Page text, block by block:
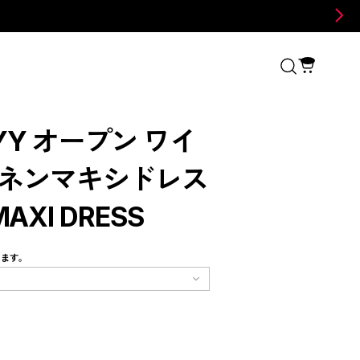
オープン ワイ
ンマキシドレス
DRESS
す。